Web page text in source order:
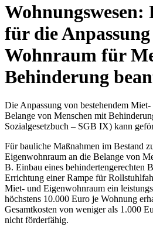
für die
Wohnraum für
Behinderung
Die Anpassung von bestehendem
Belange von Menschen mit
Sozialgesetzbuch – SGB IX) kann
Für bauliche Maßnahmen im Bestand
Eigenwohnraum an die Belange von
B. Einbau eines behindertengerechten
Errichtung einer Rampe für
Miet- und Eigenwohnraum ein
höchstens 10.000 Euro je Wohnung
Gesamtkosten von weniger als 1.000
nicht förderfähig.